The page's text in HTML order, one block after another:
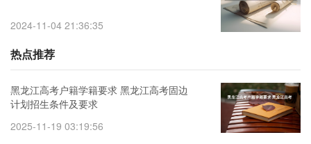
2024-11-04 21:36:35
热点推荐
黑龙江高考户籍学籍要求 黑龙江高考固边
计划招生条件及要求
2025-11-19 03:19:56